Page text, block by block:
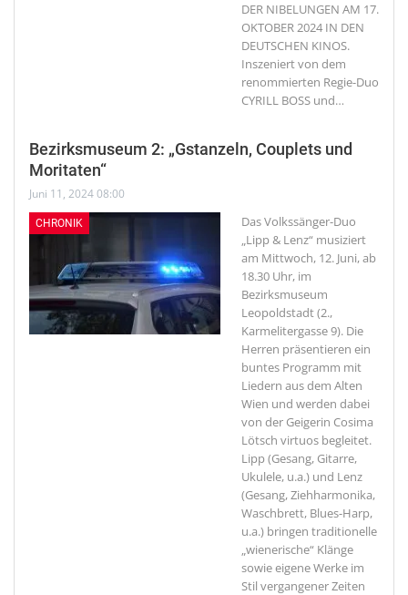
DER NIBELUNGEN AM 17.
OKTOBER 2024 IN DEN
DEUTSCHEN KINOS.
Inszeniert von dem
renommierten Regie-Duo
CYRILL BOSS und…
Bezirksmuseum 2: „Gstanzeln, Couplets und
Moritaten“
Juni 11, 2024 08:00
CHRONIK
Das Volkssänger-Duo
„Lipp & Lenz“ musiziert
am Mittwoch, 12. Juni, ab
18.30 Uhr, im
Bezirksmuseum
Leopoldstadt (2.,
Karmelitergasse 9). Die
Herren präsentieren ein
buntes Programm mit
Liedern aus dem Alten
Wien und werden dabei
von der Geigerin Cosima
Lötsch virtuos begleitet.
Lipp (Gesang, Gitarre,
Ukulele, u.a.) und Lenz
(Gesang, Ziehharmonika,
Waschbrett, Blues-Harp,
u.a.) bringen traditionelle
„wienerische“ Klänge
sowie eigene Werke im
Stil vergangener Zeiten